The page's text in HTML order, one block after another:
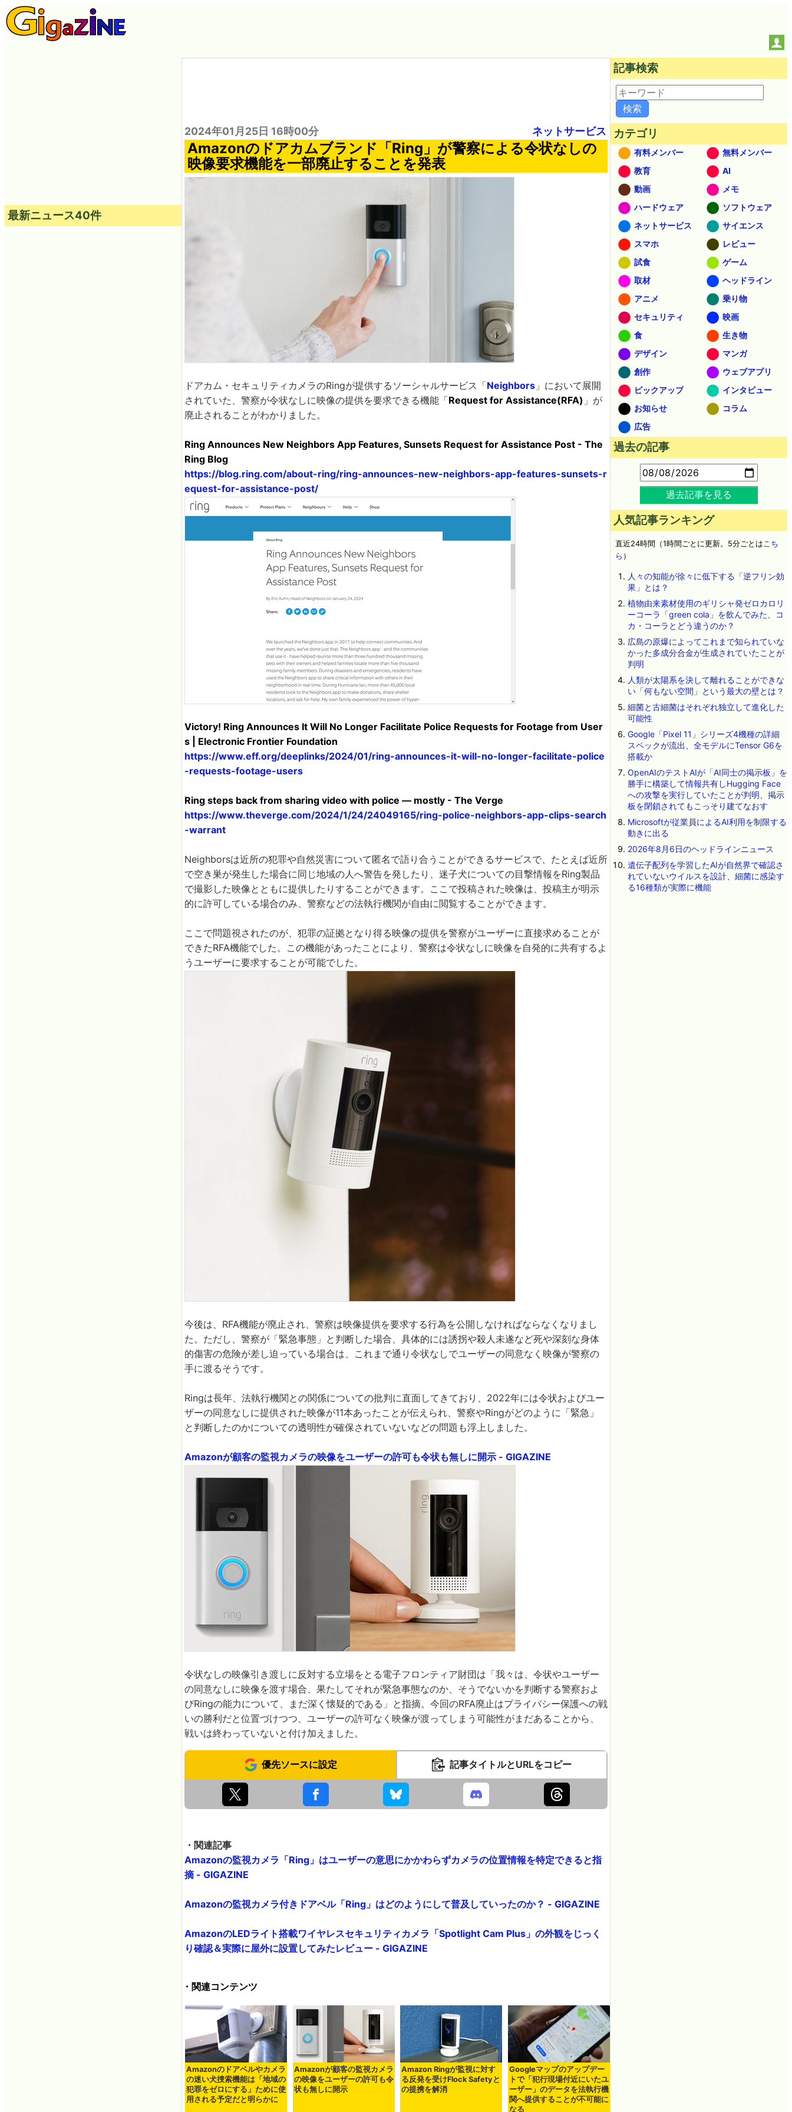
2024年01月25日 16時00分 ネットサービス
Amazonのドアカムブランド「Ring」が警察による令状なしの
映像要求機能を一部廃止することを発表
ドアカム・セキュリティカメラのRingが提供するソーシャルサービス「Neighbors 」において展開
されていた、警察が令状なしに映像の提供を要求できる機能「Request for Assistance(RFA) 」が
廃止されることがわかりました。
Ring Announces New Neighbors App Features, Sunsets Request for Assistance Post - The
Ring Blog
https://blog.ring.com/about-ring/ring-announces-new-neighbors-app-features-sunsets-r
equest-for-assistance-post/
Victory! Ring Announces It Will No Longer Facilitate Police Requests for Footage from User
s | Electronic Frontier Foundation
https://www.eff.org/deeplinks/2024/01/ring-announces-it-will-no-longer-facilitate-police
-requests-footage-users
Ring steps back from sharing video with police — mostly - The Verge
https://www.theverge.com/2024/1/24/24049165/ring-police-neighbors-app-clips-search
-warrant
Neighborsは近所の犯罪や自然災害について匿名で語り合うことができるサービスで、たとえば近所
で空き巣が発生した場合に同じ地域の人へ警告を発したり、迷子犬についての目撃情報をRing製品
で撮影した映像とともに提供したりすることができます。ここで投稿された映像は、投稿主が明示
的に許可している場合のみ、警察などの法執行機関が自由に閲覧することができます。
ここで問題視されたのが、犯罪の証拠となり得る映像の提供を警察がユーザーに直接求めることが
できたRFA機能でした。この機能があったことにより、警察は令状なしに映像を自発的に共有するよ
うユーザーに要求することが可能でした。
今後は、RFA機能が廃止され、警察は映像提供を要求する行為を公開しなければならなくなりまし
た。ただし、警察が「緊急事態」と判断した場合、具体的には誘拐や殺人未遂など死や深刻な身体
的傷害の危険が差し迫っている場合は、これまで通り令状なしでユーザーの同意なく映像が警察の
手に渡るそうです。
Ringは長年、法執行機関との関係についての批判に直面してきており、2022年には令状およびユー
ザーの同意なしに提供された映像が11本あったことが伝えられ、警察やRingがどのように「緊急」
と判断したのかについての透明性が確保されていないなどの問題も浮上しました。
Amazonが顧客の監視カメラの映像をユーザーの許可も令状も無しに開示 - GIGAZINE
令状なしの映像引き渡しに反対する立場をとる電子フロンティア財団は「我々は、令状やユーザー
の同意なしに映像を渡す場合、果たしてそれが緊急事態なのか、そうでないかを判断する警察およ
びRingの能力について、まだ深く懐疑的である」と指摘。今回のRFA廃止はプライバシー保護への戦
いの勝利だと位置づけつつ、ユーザーの許可なく映像が渡ってしまう可能性がまだあることから、
戦いは終わっていないと付け加えました。
優先ソースに設定 記事タイトルとURLをコピー
・関連記事
Amazonの監視カメラ「Ring」はユーザーの意思にかかわらずカメラの位置情報を特定できると指
摘 - GIGAZINE
Amazonの監視カメラ付きドアベル「Ring」はどのようにして普及していったのか？ - GIGAZINE
AmazonのLEDライト搭載ワイヤレスセキュリティカメラ「Spotlight Cam Plus」の外観をじっく
り確認＆実際に屋外に設置してみたレビュー - GIGAZINE
・関連コンテンツ
Amazonのドアベルやカメラ
の迷い犬捜索機能は「地域の
犯罪をゼロにする」ために使
用される予定だと明らかに
Amazonが顧客の監視カメラ
の映像をユーザーの許可も令
状も無しに開示
Amazon Ringが監視に対す
る反発を受けFlock Safetyと
の提携を解消
Googleマップのアップデー
トで「犯行現場付近にいたユ
ーザー」のデータを法執行機
関へ提供することが不可能に
なる
最新ニュース40件
記事検索
カテゴリ
有料メンバー
無料メンバー
教育
AI
動画
メモ
ハードウェア
ソフトウェア
ネットサービス
サイエンス
スマホ
レビュー
試食
ゲーム
取材
ヘッドライン
アニメ
乗り物
セキュリティ
映画
食
生き物
デザイン
マンガ
創作
ウェブアプリ
ピックアップ
インタビュー
お知らせ
コラム
広告
過去の記事
過去記事を見る
人気記事ランキング
直近24時間（1時間ごとに更新。5分ごとはこち
ら ）
人々の知能が徐々に低下する「逆フリン効
果」とは？
植物由来素材使用のギリシャ発ゼロカロリ
ーコーラ「green cola」を飲んでみた、コ
カ・コーラとどう違うのか？
広島の原爆によってこれまで知られていな
かった多成分合金が生成されていたことが
判明
人類が太陽系を決して離れることができな
い「何もない空間」という最大の壁とは？
細菌と古細菌はそれぞれ独立して進化した
可能性
Google「Pixel 11」シリーズ4機種の詳細
スペックが流出、全モデルにTensor G6を
搭載か
OpenAIのテストAIが「AI同士の掲示板」を
勝手に構築して情報共有しHugging Face
への攻撃を実行していたことが判明、掲示
板を閉鎖されてもこっそり建てなおす
Microsoftが従業員によるAI利用を制限する
動きに出る
2026年8月6日のヘッドラインニュース
遺伝子配列を学習したAIが自然界で確認さ
れていないウイルスを設計、細菌に感染す
る16種類が実際に機能